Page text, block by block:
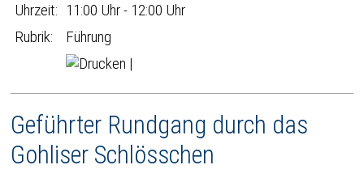
Uhrzeit: 11:00 Uhr - 12:00 Uhr
Rubrik:
Führung
|
Geführter Rundgang durch das
Gohliser Schlösschen